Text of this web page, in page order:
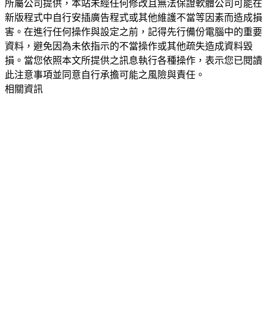
所屬公司提供，本站未經任何修改且無法保證軟體公司可能在
新版程式中自行安插廣告程式或其他維護不當等因素而造成損
害。在進行任何操作與設定之前，記得先行備份電腦中的重要
資料，避免因為未依指示的不當操作或其他疏失造成資料毀
損。當您依照本文所提供之訊息執行各種操作，表示您已閱讀
此注意事項並同意自行承擔可能之風險與責任。
相關資訊